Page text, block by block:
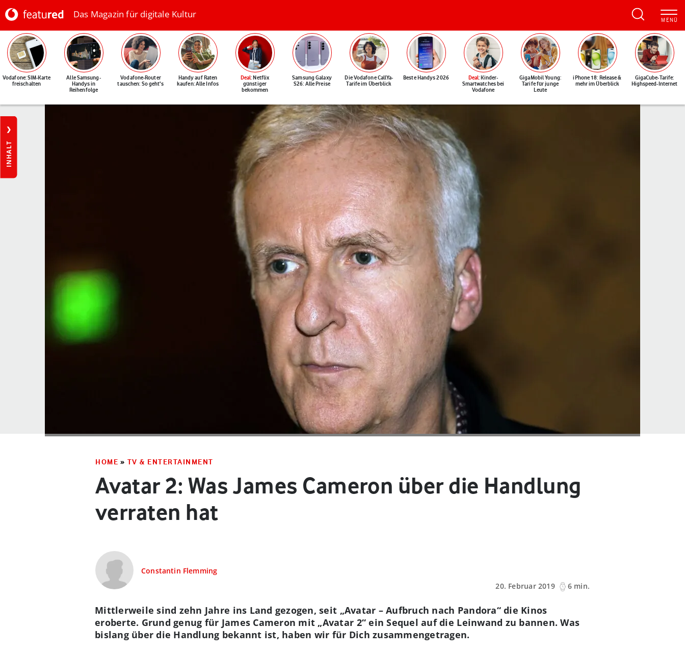
Das Magazin für digitale Kultur
Vodafone: SIM-Karte
freischalten
Alle Samsung-
Handys in
Reihenfolge
Vodafone-Router
tauschen: So geht's
Handy auf Raten
kaufen: Alle Infos
Deal: Netflix
günstiger
bekommen
Samsung Galaxy
S26: Alle Preise
Die Vodafone CallYa-
Tarife im Überblick
Beste Handys 2026 Deal: Kinder-
Smartwatches bei
Vodafone
GigaMobil Young:
Tarife für junge
Leute
iPhone 18: Release &
mehr im Überblick
GigaCube-Tarife:
Highspeed-Internet
INHALT
HOME » TV & ENTERTAINMENT
Avatar 2: Was James Cameron über die Handlung
verraten hat
Constantin Flemming
20. Februar 2019
6 min.
Mittlerweile sind zehn Jahre ins Land gezogen, seit „Avatar – Aufbruch nach Pandora“ die Kinos
eroberte. Grund genug für James Cameron mit „Avatar 2“ ein Sequel auf die Leinwand zu bannen. Was
bislang über die Handlung bekannt ist, haben wir für Dich zusammengetragen.